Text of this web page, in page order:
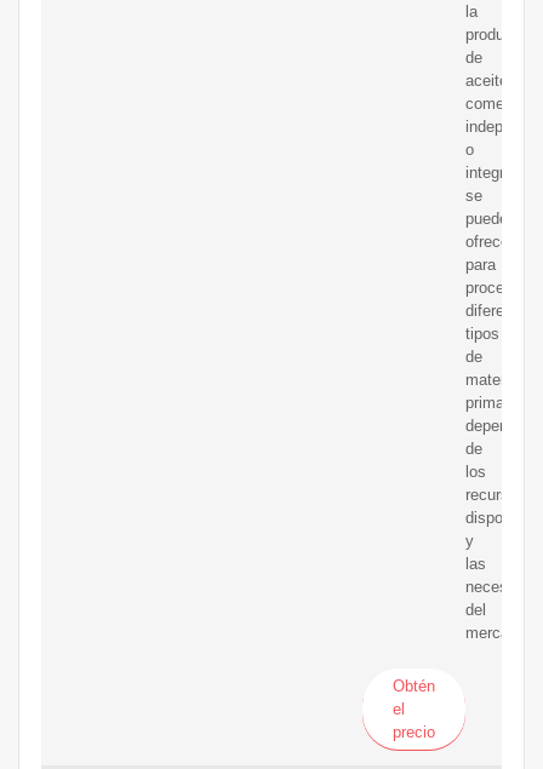
la
producción
de
aceite
comestible
o
integrada
se
puede
ofrecer
para
procesar
diferentes
tipos
de
materias
primas
de
los
recursos
disponibles
y
las
del
mercado.
Obtén
el
precio